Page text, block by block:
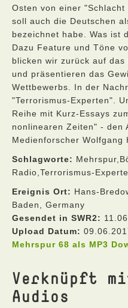
Osten von einer
soll auch die Deutschen
bezeichnet habe. Was ist
Dazu Feature und Töne
blicken wir zurück auf
und präsentieren das
Wettbewerbs. In der
"Terrorismus-Experten".
Reihe mit Kurz-Essays
nonlinearen Zeiten" - den
Medienforscher Wolfgang
Schlagworte:
Radio,Terrorismus-
Ereignis Ort: Hans-
Baden, Germany
Gesendet in SWR2:
Upload Datum:
Mehrspur 68 als MP3
Verknüpft
Audios